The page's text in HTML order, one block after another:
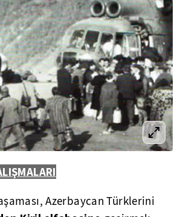
Azerbaycan Türklerini